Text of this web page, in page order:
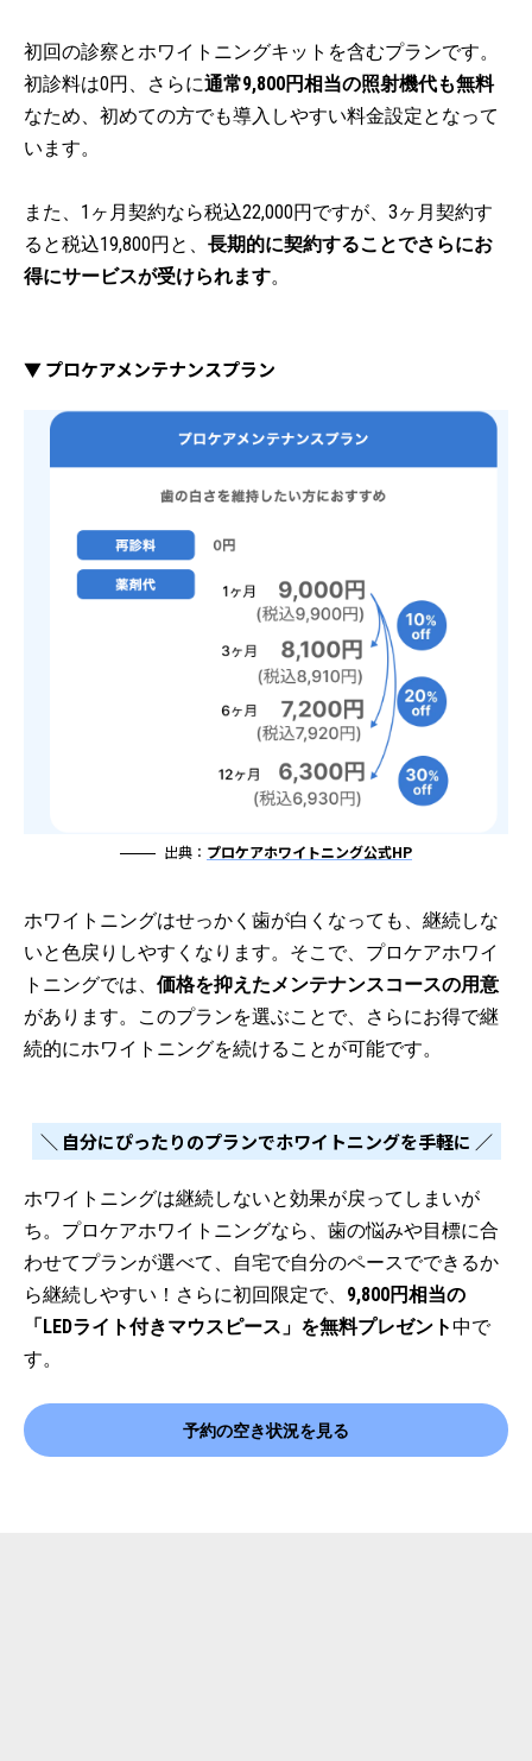
初回の診察とホワイトニングキットを含むプランです。
初診料は0円、さらに通常9,800円相当の照射機代も無料
なため、初めての方でも導入しやすい料金設定となって
います。
また、1ヶ月契約なら税込22,000円ですが、3ヶ月契約す
ると税込19,800円と、 長期的に契約することでさらにお
得にサービスが受けられます。
▼ プロケアメンテナンスプラン
出典： プロケアホワイトニング公式HP
ホワイトニングはせっかく歯が白くなっても、継続しな
いと色戻りしやすくなります。そこで、プロケアホワイ
トニングでは、 価格を抑えたメンテナンスコースの用意
があります。このプランを選ぶことで、さらにお得で継
続的にホワイトニングを続けることが可能です。
＼ 自分にぴったりのプランでホワイトニングを手軽に ／
ホワイトニングは継続しないと効果が戻ってしまいが
ち。プロケアホワイトニングなら、歯の悩みや目標に合
わせてプランが選べて、自宅で自分のペースでできるか
ら継続しやすい！さらに初回限定で、 9,800円相当の
「LEDライト付きマウスピース」を無料プレゼント中で
す。
予約の空き状況を見る